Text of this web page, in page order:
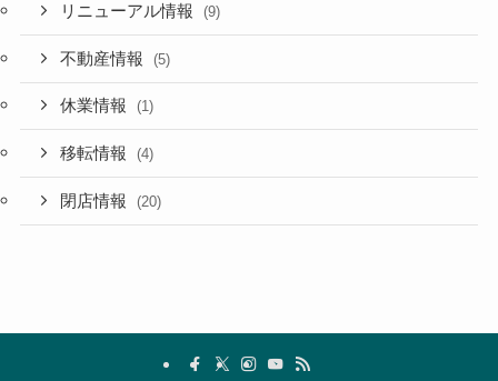
リニューアル情報 (9)
不動産情報 (5)
休業情報 (1)
移転情報 (4)
閉店情報 (20)